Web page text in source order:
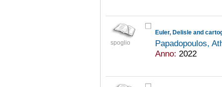
spoglio
Euler, Delisle and
Papadopoulos,
Anno: 2022